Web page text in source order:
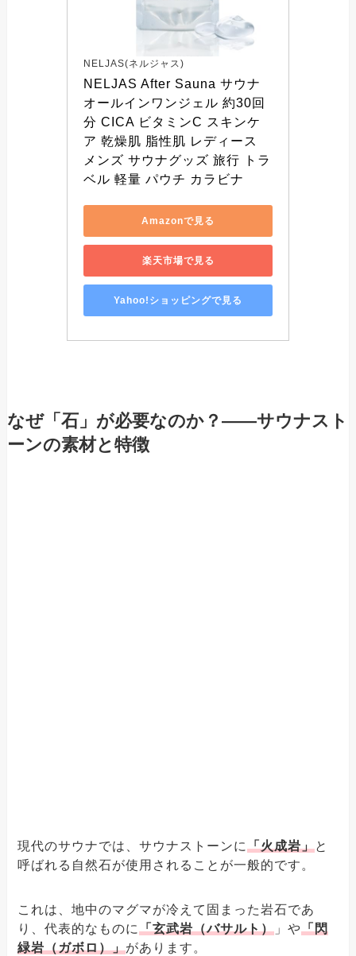
NELJAS(ネルジャス)
NELJAS After Sauna サウナ
オールインワンジェル 約30回
分 CICA ビタミンC スキンケ
ア 乾燥肌 脂性肌 レディース
メンズ サウナグッズ 旅行 トラ
ベル 軽量 パウチ カラビナ
Amazonで見る
楽天市場で見る
Yahoo!ショッピングで見る
なぜ「石」が必要なのか？――サウナスト
ーンの素材と特徴
現代のサウナでは、サウナストーンに「火成岩」と
呼ばれる自然石が使用されることが一般的です。
これは、地中のマグマが冷えて固まった岩石であ
り、代表的なものに「玄武岩（バサルト） 」や「閃
緑岩（ガボロ）」があります。